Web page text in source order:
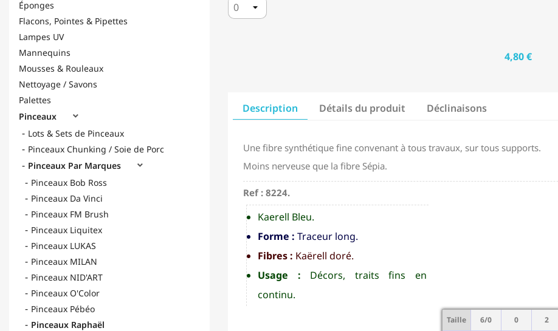
Éponges
Flacons, Pointes & Pipettes
Lampes UV
Mannequins
Mousses & Rouleaux
Nettoyage / Savons
Palettes
Pinceaux

Lots & Sets de Pinceaux
Pinceaux Chunking / Soie de Porc
Pinceaux Par Marques

Pinceaux Bob Ross
Pinceaux Da Vinci
Pinceaux FM Brush
Pinceaux Liquitex
Pinceaux LUKAS
Pinceaux MILAN
Pinceaux NID'ART
Pinceaux O'Color
Pinceaux Pébéo
Pinceaux Raphaël
4,80 €
Description Détails du produit Déclinaisons
Une fibre synthétique fine convenant à tous travaux, sur tous supports.
Moins nerveuse que la fibre Sépia.
Ref : 8224.
Kaerell Bleu.
Forme : Traceur long.
Fibres : Kaërell doré.
Usage : Décors, traits fins en
continu.
Taille 6/0 0 2